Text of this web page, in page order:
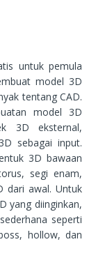
untuk pemula
model 3D
tentang CAD.
model 3D
3D eksternal,
sebagai input.
3D bawaan
segi enam,
dari awal. Untuk
yang diinginkan,
seperti
hollow, dan